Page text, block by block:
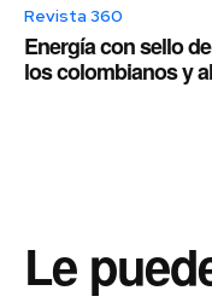
Revista 360
Energía con sello
los colombianos y
Le